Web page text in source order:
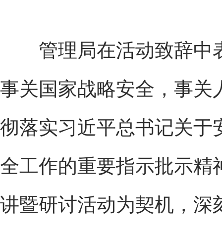
管理局在活动致辞中
事关国家战略安全，事关
彻落实习近平总书记关于
全工作的重要指示批示精
讲暨研讨活动为契机，深